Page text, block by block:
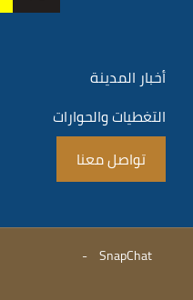
أخبار المدينة
التغطيات والحوارات
تواصل معنا
SnapChat
-